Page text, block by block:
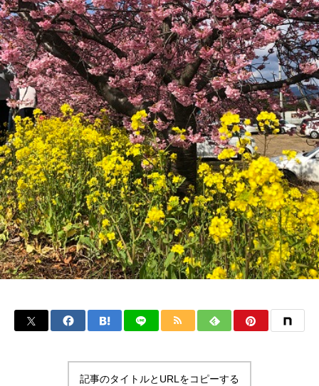
記事のタイトルとURLをコピーする